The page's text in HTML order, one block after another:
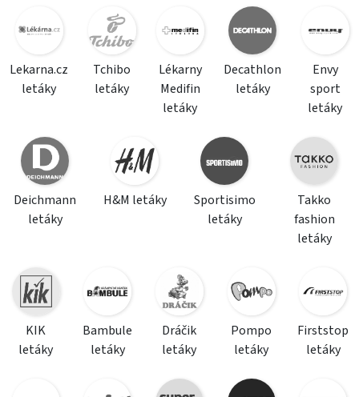
Lekarna.cz
letáky
Tchibo
letáky
Lékarny
Medifin
letáky
Decathlon
letáky
Envy
sport
letáky
Deichmann
letáky
H&M letáky
Sportisimo
letáky
Takko
fashion
letáky
KIK
letáky
Bambule
letáky
Dráčik
letáky
Pompo
letáky
Firststop
letáky